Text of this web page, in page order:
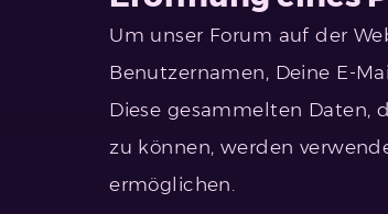
Um unser Forum auf der
Benutzernamen, Deine E-
Diese gesammelten Daten,
zu können, werden
ermöglichen.